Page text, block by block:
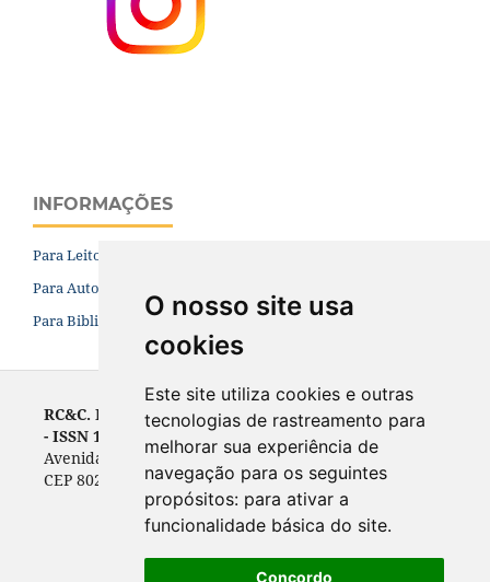
O nosso site usa
cookies
Este site utiliza cookies e outras
tecnologias de rastreamento para
melhorar sua experiência de
navegação para os seguintes
propósitos: para ativar a
funcionalidade básica do site.
Concordo
INFORMAÇÕES
Para Leitores
Para Autores
Para Bibliotecários
RC&C. Revista de Contabilidade e Controladoria
- ISSN 1984-6266
Avenida Prefeito Lothário Meissner, 632 - Campus III
CEP 80210-070, Curitiba, PR, Brasil